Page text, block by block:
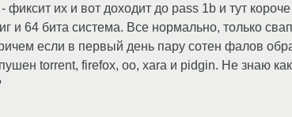
их и вот доходит до pass 1b и тут
и 64 бита система. Все нормально, только
если в первый день пару сотен фалов
torrent, firefox, oo, xara и pidgin. Не знаю